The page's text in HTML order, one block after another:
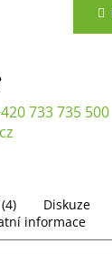
733 735 500
Diskuze
informace